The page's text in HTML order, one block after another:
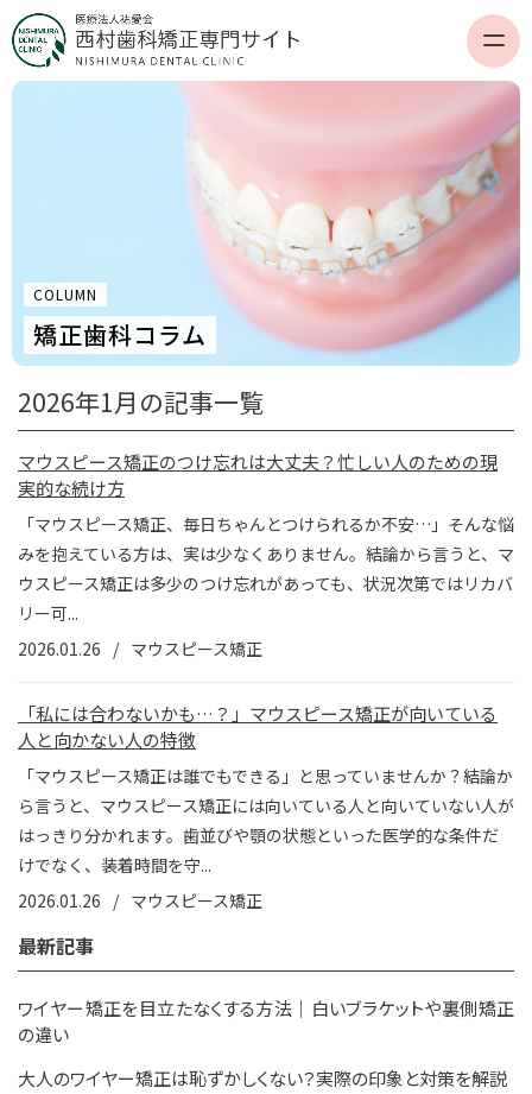
COLUMN
矯正歯科コラム
2026年1月の記事一覧
マウスピース矯正のつけ忘れは大丈夫？忙しい人のための現
実的な続け方
「マウスピース矯正、毎日ちゃんとつけられるか不安…」そんな悩
みを抱えている方は、実は少なくありません。結論から言うと、マ
ウスピース矯正は多少のつけ忘れがあっても、状況次第ではリカバ
リー可...
2026.01.26
マウスピース矯正
「私には合わないかも…？」マウスピース矯正が向いている
人と向かない人の特徴
「マウスピース矯正は誰でもできる」と思っていませんか？結論か
ら言うと、マウスピース矯正には向いている人と向いていない人が
はっきり分かれます。歯並びや顎の状態といった医学的な条件だ
けでなく、装着時間を守...
2026.01.26
マウスピース矯正
最新記事
ワイヤー矯正を目立たなくする方法｜白いブラケットや裏側矯正
の違い
大人のワイヤー矯正は恥ずかしくない？実際の印象と対策を解説